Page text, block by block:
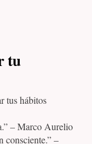
tu
tus hábitos
– Marco Aurelio
consciente.” –